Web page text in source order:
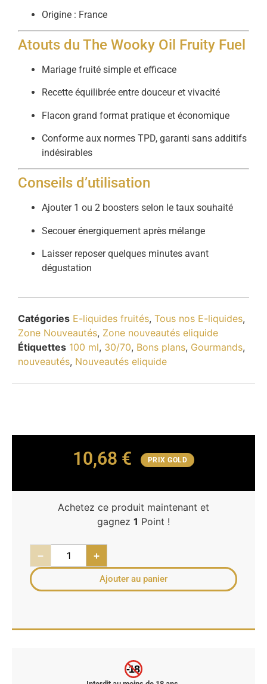
Origine : France
Atouts du The Wooky Oil Fruity Fuel
Mariage fruité simple et efficace
Recette équilibrée entre douceur et vivacité
Flacon grand format pratique et économique
Conforme aux normes TPD, garanti sans additifs
indésirables
Conseils d’utilisation
Ajouter 1 ou 2 boosters selon le taux souhaité
Secouer énergiquement après mélange
Laisser reposer quelques minutes avant
dégustation
Catégories E-liquides fruités, Tous nos E-liquides,
Zone Nouveautés, Zone nouveautés eliquide
Étiquettes 100 ml, 30/70, Bons plans, Gourmands,
nouveautés, Nouveautés eliquide
10,68 € PRIX GOLD
Achetez ce produit maintenant et
gagnez 1 Point !
− +
Ajouter au panier
-18